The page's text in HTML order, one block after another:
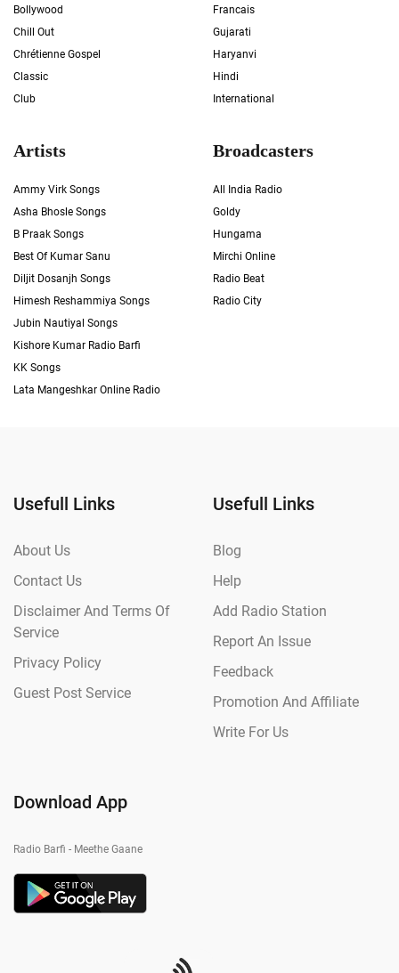
Bollywood
Chill Out
Chrétienne Gospel
Classic
Club
Francais
Gujarati
Haryanvi
Hindi
International
Artists
Ammy Virk Songs
Asha Bhosle Songs
B Praak Songs
Best Of Kumar Sanu
Diljit Dosanjh Songs
Himesh Reshammiya Songs
Jubin Nautiyal Songs
Kishore Kumar Radio Barfi
KK Songs
Lata Mangeshkar Online Radio
Broadcasters
All India Radio
Goldy
Hungama
Mirchi Online
Radio Beat
Radio City
Usefull Links
About Us
Contact Us
Disclaimer And Terms Of
Service
Privacy Policy
Guest Post Service
Usefull Links
Blog
Help
Add Radio Station
Report An Issue
Feedback
Promotion And Affiliate
Write For Us
Download App
Radio Barfi - Meethe Gaane